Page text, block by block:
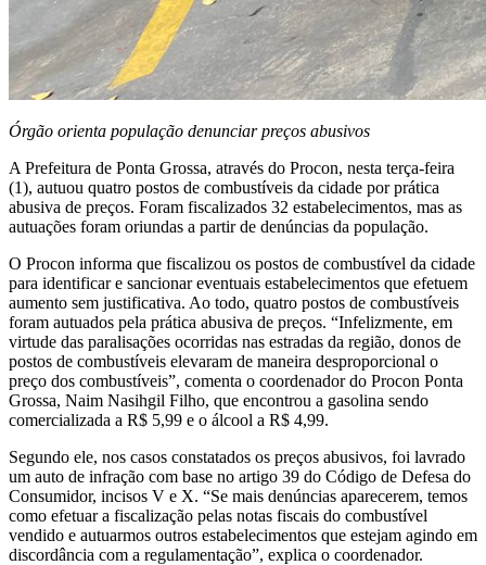
Órgão orienta população denunciar preços abusivos
A Prefeitura de Ponta Grossa, através do Procon, nesta terça-feira
(1), autuou quatro postos de combustíveis da cidade por prática
abusiva de preços. Foram fiscalizados 32 estabelecimentos, mas as
autuações foram oriundas a partir de denúncias da população.
O Procon informa que fiscalizou os postos de combustível da cidade
para identificar e sancionar eventuais estabelecimentos que efetuem
aumento sem justificativa. Ao todo, quatro postos de combustíveis
foram autuados pela prática abusiva de preços. “Infelizmente, em
virtude das paralisações ocorridas nas estradas da região, donos de
postos de combustíveis elevaram de maneira desproporcional o
preço dos combustíveis”, comenta o coordenador do Procon Ponta
Grossa, Naim Nasihgil Filho, que encontrou a gasolina sendo
comercializada a R$ 5,99 e o álcool a R$ 4,99.
Segundo ele, nos casos constatados os preços abusivos, foi lavrado
um auto de infração com base no artigo 39 do Código de Defesa do
Consumidor, incisos V e X. “Se mais denúncias aparecerem, temos
como efetuar a fiscalização pelas notas fiscais do combustível
vendido e autuarmos outros estabelecimentos que estejam agindo em
discordância com a regulamentação”, explica o coordenador.